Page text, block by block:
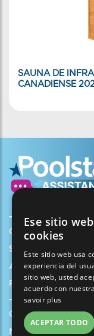
SAUNA DE
CANADIENSE
Crear mi cuenta
Su cesta
Abrir un caso de
Registrar mi garantía
Condiciones
Notas legales
Ese sitio
cookies
Este sitio web usa
experiencia del
sitio web, usted
acuerdo con
savoir plus
ACEPTAR TODO